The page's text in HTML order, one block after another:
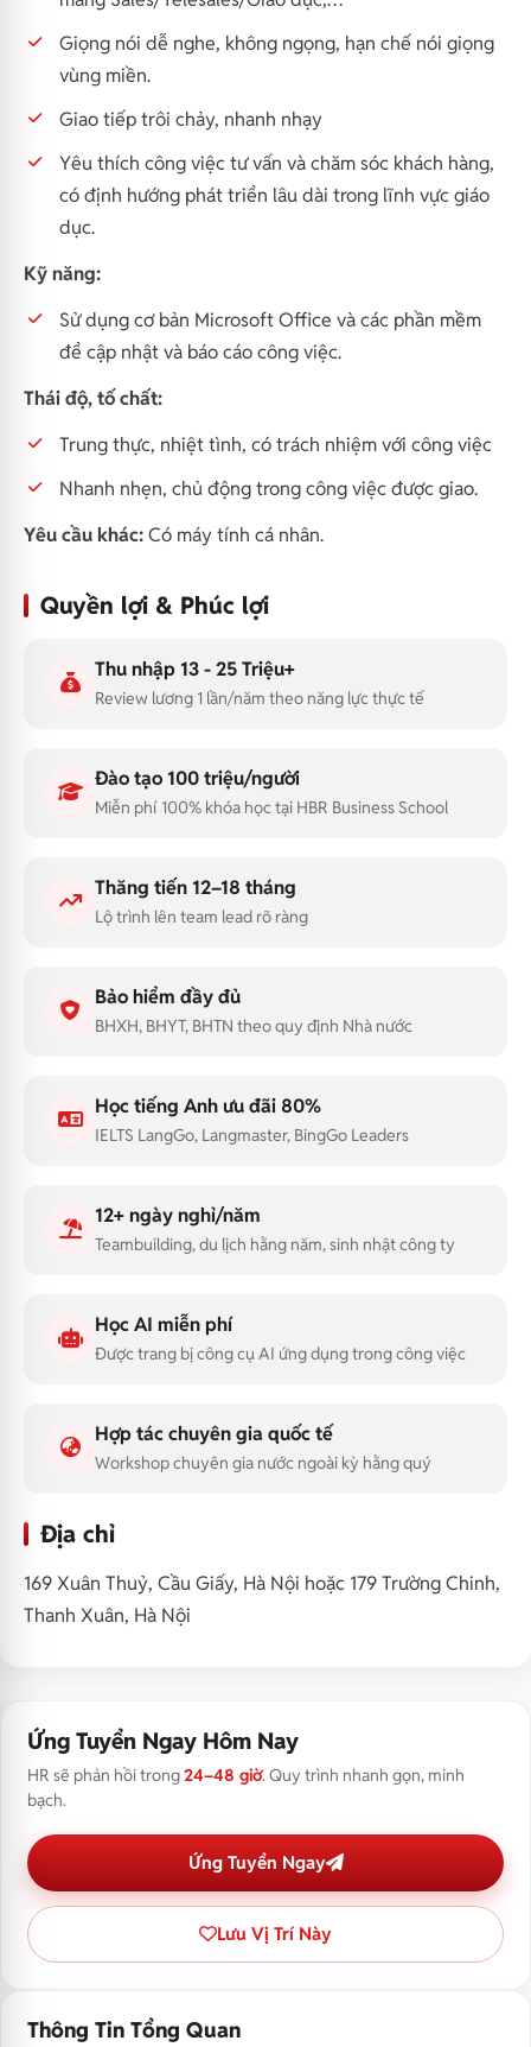
Giọng nói dễ nghe, không ngọng, hạn chế nói giọng
vùng miền.
Giao tiếp trôi chảy, nhanh nhạy
Yêu thích công việc tư vấn và chăm sóc khách hàng,
có định hướng phát triển lâu dài trong lĩnh vực giáo
dục.
Kỹ năng:
Sử dụng cơ bản Microsoft Office và các phần mềm
để cập nhật và báo cáo công việc.
Thái độ, tố chất:
Trung thực, nhiệt tình, có trách nhiệm với công việc
Nhanh nhẹn, chủ động trong công việc được giao.
Yêu cầu khác:Có máy tính cá nhân.
Quyền lợi & Phúc lợi
Thu nhập 13 - 25 Triệu+
Review lương 1 lần/năm theo năng lực thực tế
Đào tạo 100 triệu/người
Miễn phí 100% khóa học tại HBR Business School
Thăng tiến 12–18 tháng
Lộ trình lên team lead rõ ràng
Bảo hiểm đầy đủ
BHXH, BHYT, BHTN theo quy định Nhà nước
Học tiếng Anh ưu đãi 80%
IELTS LangGo, Langmaster, BingGo Leaders
12+ ngày nghỉ/năm
Teambuilding, du lịch hằng năm, sinh nhật công ty
Học AI miễn phí
Được trang bị công cụ AI ứng dụng trong công việc
Hợp tác chuyên gia quốc tế
Workshop chuyên gia nước ngoài kỳ hằng quý
Địa chỉ
169 Xuân Thuỷ, Cầu Giấy, Hà Nội hoặc 179 Trường Chinh,
Thanh Xuân, Hà Nội
Ứng Tuyển Ngay Hôm Nay
HR sẽ phản hồi trong24–48 giờ. Quy trình nhanh gọn, minh
bạch.
Ứng Tuyển Ngay
Lưu Vị Trí Này
Thông Tin Tổng Quan